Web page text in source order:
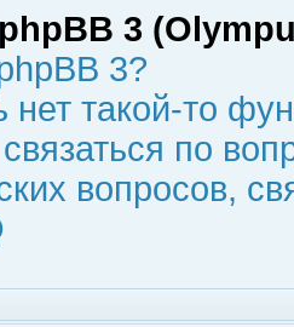
3
3?
нет такой-то
по
вопросов,